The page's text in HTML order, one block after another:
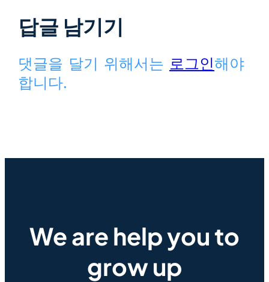
답글 남기기
댓글을 달기 위해서는 로그인해야
합니다.
We are help you to
grow up